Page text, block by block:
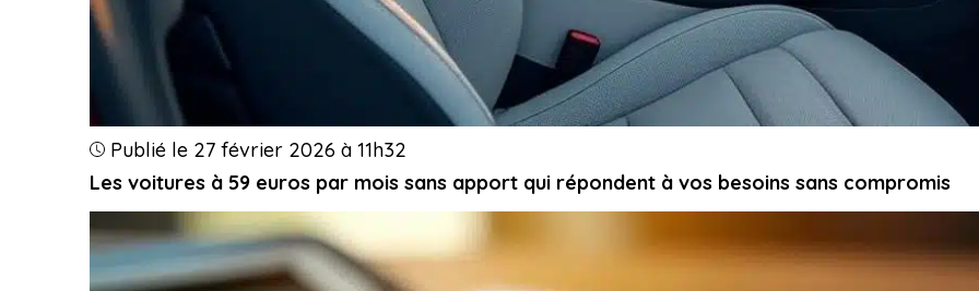
Les voitures à 59 euros par mois sans apport qui répondent à vos besoins sans compromis
Publié le 27 février 2026 à 11h32